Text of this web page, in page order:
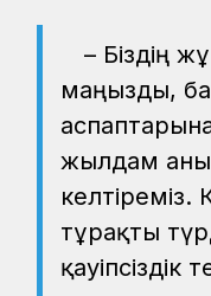
– Біздің
маңызды,
жылдам
тұрақты